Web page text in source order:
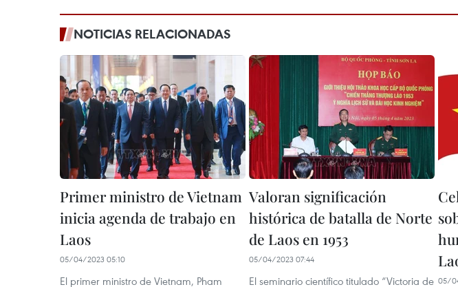
NOTICIAS RELACIONADAS
Primer ministro de Vietnam
inicia agenda de trabajo en
Laos
05/04/2023 05:10
El primer ministro de Vietnam, Pham
Valoran significación
histórica de batalla de Norte
de Laos en 1953
05/04/2023 07:44
El seminario científico titulado “Victoria de 05/